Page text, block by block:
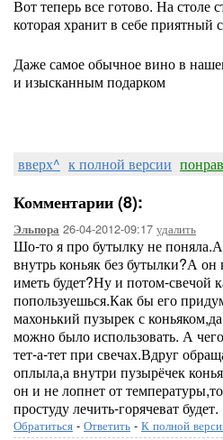
Вот теперь все готово. На столе
которая хранит в себе приятный
Даже самое обычное вино в
и изысканным подарком
вверх^ к полной версии
Комментарии (8):
Эльпора 26-04-2012-09:17 удалить
Шо-то я про бутылку не
внутрь коньяк без бутылки?А он
иметь будет?Ну и потом-свечой
попользуешься.Как бы его
махонький пузырек с
можно было использовать. А
тет-а-тет при свечах.Вдруг
оплыла,а внутри пузырёчек
он и не лопнет от
простуду лечить-горячеват будет.
Обратиться - Ответить - К полной